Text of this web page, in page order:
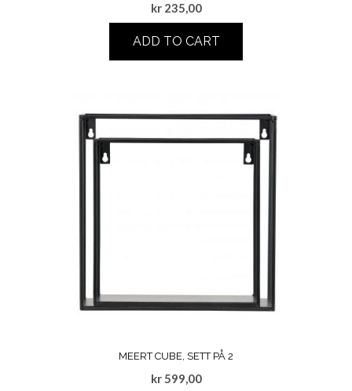
kr235,00
ADD TO CART
MEERT CUBE, SETT PÅ 2
kr599,00